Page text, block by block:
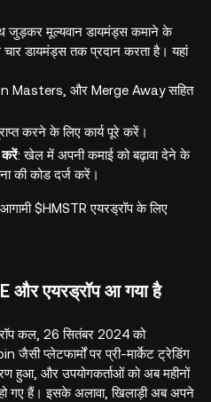
जुड़कर मूल्यवान डायमंड्स कमाने के
डायमंड्स तक प्रदान करता है। यहां
Masters, और Merge Away सहित
करने के लिए कार्य पूरे करें।
करें: खेल में अपनी कमाई को बढ़ावा देने के
की कोड दर्ज करें।
$HMSTR एयरड्रॉप के लिए
एयरड्रॉप आ गया है
कल, 26 सितंबर 2024 को
प्लेटफार्मों पर प्री-मार्केट ट्रेडिंग
हुआ, और उपयोगकर्ताओं को अब महीनों
गए हैं। इसके अलावा, खिलाड़ी अब अपने